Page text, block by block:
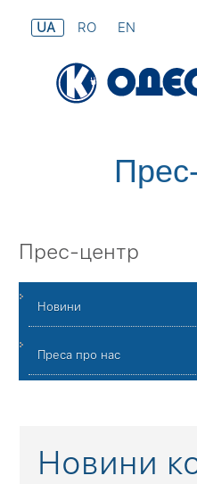
UA RO EN
Прес-центр
Новини
Преса про нас
Новини